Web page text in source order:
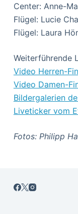
Center: Anne-
Flügel: Lucie
Flügel: Laura
Weiterführende
Video Herren-
Video Damen-
Bildergalerien
Liveticker vom
Fotos: Philipp